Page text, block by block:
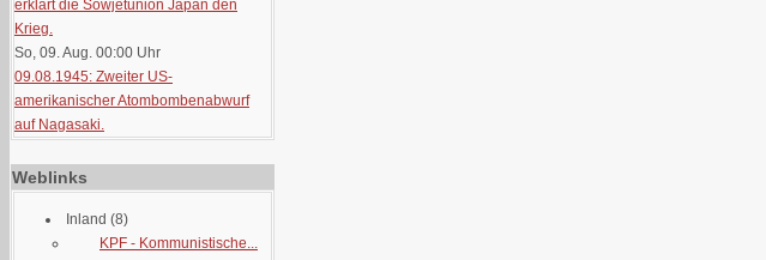
erklärt die Sowjetunion Japan den
Krieg.
So, 09. Aug. 00:00 Uhr
09.08.1945: Zweiter US-
amerikanischer Atombombenabwurf
auf Nagasaki.
Weblinks
Inland (8)
KPF - Kommunistische...